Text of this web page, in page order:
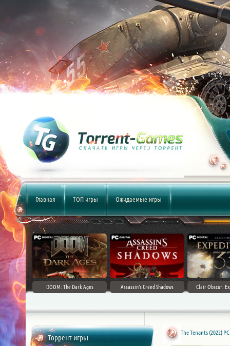
Главная ТОП игры Ожидаемые игры
DOOM: The Dark Ages Assassin's Creed Shadows Clair Obscur:
Торрент игры
The Tenants (2022)